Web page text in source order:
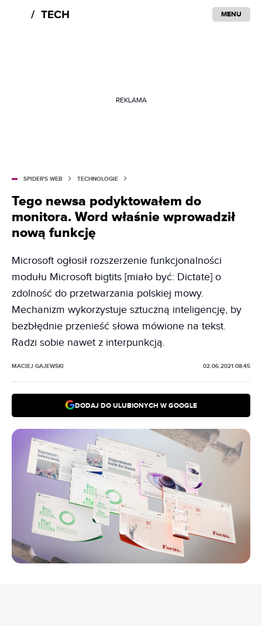
MENU
REKLAMA
SPIDER'S WEB TECHNOLOGIE
Tego newsa podyktowałem do
monitora. Word właśnie wprowadził
nową funkcję
Microsoft ogłosił rozszerzenie funkcjonalności
modułu Microsoft bigtits [miało być: Dictate] o
zdolność do przetwarzania polskiej mowy.
Mechanizm wykorzystuje sztuczną inteligencję, by
bezbłędnie przenieść słowa mówione na tekst.
Radzi sobie nawet z interpunkcją.
MACIEJ GAJEWSKI 02.06.2021 08:45
DODAJ DO ULUBIONYCH W GOOGLE